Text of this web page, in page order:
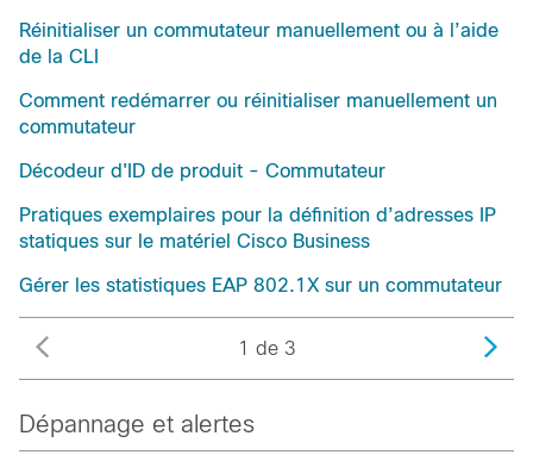
Réinitialiser un commutateur manuellement ou à l’aide
de la CLI
Comment redémarrer ou réinitialiser manuellement un
commutateur
Décodeur d'ID de produit - Commutateur
Pratiques exemplaires pour la définition d’adresses IP
statiques sur le matériel Cisco Business
Gérer les statistiques EAP 802.1X sur un commutateur
1 de 3
Dépannage et alertes